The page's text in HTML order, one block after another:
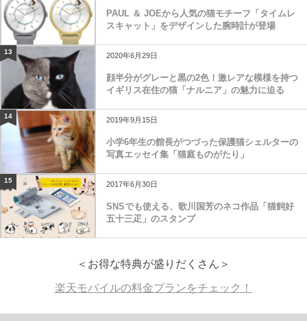
PAUL ＆ JOEから人気の猫モチーフ「タイムレ
スキャット」をデザインした腕時計が登場
13 2020年6月29日
顔半分がグレーと黒の2色！激レアな模様を持つ
イギリス在住の猫「ナルニア」の魅力に迫る
14 2019年9月15日
小学6年生の館長がつづった保護猫シェルターの
写真エッセイ集「猫庭ものがたり」
15 2017年6月30日
SNSでも使える、歌川国芳のネコ作品「猫飼好
五十三疋」のスタンプ
＜お得な特典が盛りだくさん＞
楽天モバイルの料金プランをチェック！